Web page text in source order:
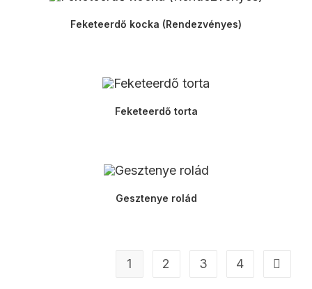
Feketeerdő kocka (Rendezvényes)
Feketeerdő torta
Gesztenye rolád
1 2 3 4